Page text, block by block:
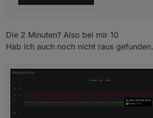
Die 2 Minuten? Also bei mir 10
Hab ich auch noch nicht raus gefunden.